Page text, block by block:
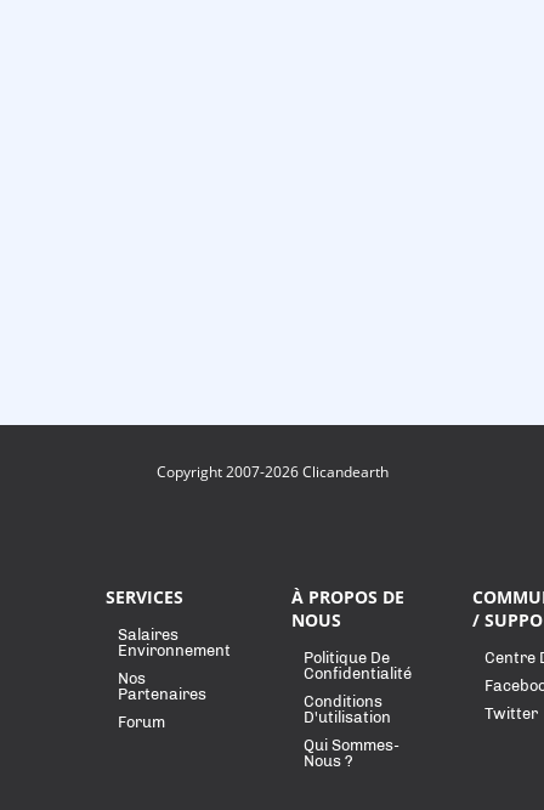
Copyright 2007-2026 Clicandearth
SERVICES
Salaires
Environnement
Nos
Partenaires
Forum
À PROPOS DE
NOUS
Politique De
Confidentialité
Conditions
D'utilisation
Qui Sommes-
Nous ?
/
Centre
Twitter